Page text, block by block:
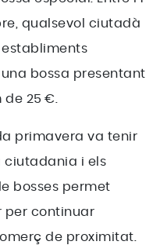
qualsevol ciutadà
bossa presentant
25 €.
primavera va tenir
ciutadania i els
bosses permet
per continuar
de proximitat.